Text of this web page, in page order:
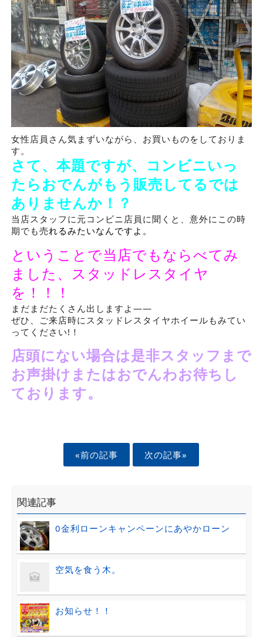
女性店員さん気まずいながら、お買いものをしておりま
す。
さて、本題ですが、コンビニいっ
たらおでんがもう販売してるでは
ありませんか！？
当店スタッフに元コンビニ店員に聞くと、意外にこの時
期でも売れるみたいなんですよ。
ということで当店でもならべてみ
ました、スタッドレスタイヤ
を！！！
まだまだたくさん出しますよ――
ぜひ、ご来店時にスタッドレスタイヤホイールもみてい
ってください!！
店頭にない場合は是非スタッフまで
お声掛けまたはおでんわお待ちし
ております。
«前の記事 次の記事»
関連記事
0金利ローンキャンペーンにあやかローン
空気を食う木。
お知らせ！！